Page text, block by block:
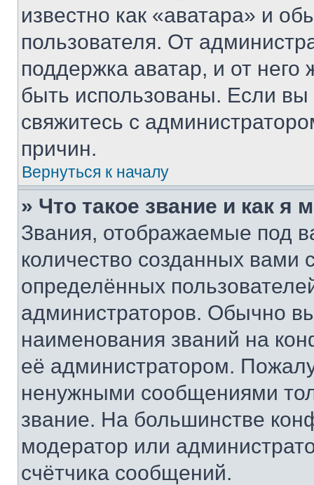
известно как «аватара» и
пользователя. От
поддержка аватар, и от него
быть использованы. Если
свяжитесь с
причин.
Вернуться к началу
» Что такое звание и как я
Звания, отображаемые под
количество созданных
определённых
администраторов. Обычно
наименования званий на
её администратором.
ненужными сообщениями
звание. На большинстве
модератор или
счётчика сообщений.